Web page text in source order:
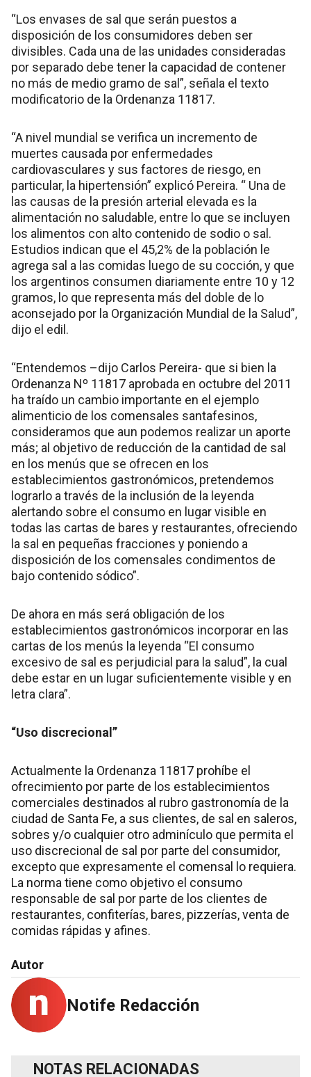
“Los envases de sal que serán puestos a
disposición de los consumidores deben ser
divisibles. Cada una de las unidades consideradas
por separado debe tener la capacidad de contener
no más de medio gramo de sal”, señala el texto
modificatorio de la Ordenanza 11817.
“A nivel mundial se verifica un incremento de
muertes causada por enfermedades
cardiovasculares y sus factores de riesgo, en
particular, la hipertensión” explicó Pereira. “ Una de
las causas de la presión arterial elevada es la
alimentación no saludable, entre lo que se incluyen
los alimentos con alto contenido de sodio o sal.
Estudios indican que el 45,2% de la población le
agrega sal a las comidas luego de su cocción, y que
los argentinos consumen diariamente entre 10 y 12
gramos, lo que representa más del doble de lo
aconsejado por la Organización Mundial de la Salud”,
dijo el edil.
“Entendemos –dijo Carlos Pereira- que si bien la
Ordenanza Nº 11817 aprobada en octubre del 2011
ha traído un cambio importante en el ejemplo
alimenticio de los comensales santafesinos,
consideramos que aun podemos realizar un aporte
más; al objetivo de reducción de la cantidad de sal
en los menús que se ofrecen en los
establecimientos gastronómicos, pretendemos
lograrlo a través de la inclusión de la leyenda
alertando sobre el consumo en lugar visible en
todas las cartas de bares y restaurantes, ofreciendo
la sal en pequeñas fracciones y poniendo a
disposición de los comensales condimentos de
bajo contenido sódico”.
De ahora en más será obligación de los
establecimientos gastronómicos incorporar en las
cartas de los menús la leyenda “El consumo
excesivo de sal es perjudicial para la salud”, la cual
debe estar en un lugar suficientemente visible y en
letra clara”.
“Uso discrecional”
Actualmente la Ordenanza 11817 prohíbe el
ofrecimiento por parte de los establecimientos
comerciales destinados al rubro gastronomía de la
ciudad de Santa Fe, a sus clientes, de sal en saleros,
sobres y/o cualquier otro adminículo que permita el
uso discrecional de sal por parte del consumidor,
excepto que expresamente el comensal lo requiera.
La norma tiene como objetivo el consumo
responsable de sal por parte de los clientes de
restaurantes, confiterías, bares, pizzerías, venta de
comidas rápidas y afines.
Autor
Notife Redacción
NOTAS RELACIONADAS